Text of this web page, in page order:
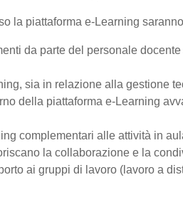
la piattaforma e-Learning
da parte del personale
sia in relazione alla gestione
della piattaforma e-Learning
complementari alle attività in
la collaborazione e la
ai gruppi di lavoro (lavoro a